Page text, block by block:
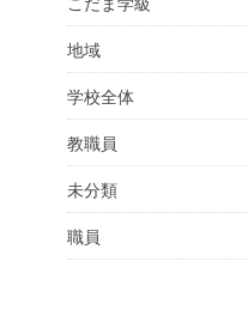
地域
学校全体
教職員
未分類
職員